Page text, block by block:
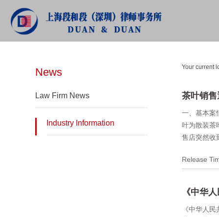
NEWS
News
Law Firm News
Industry Information
Your current
茶叶销
一、基本案
叶为散装茶
售店突然收
Release
《中华
《中华人